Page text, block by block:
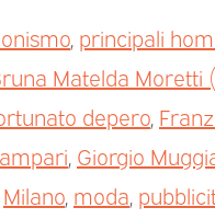
, principali
Matelda Moretti
depero,
, Giorgio
Milano, moda,